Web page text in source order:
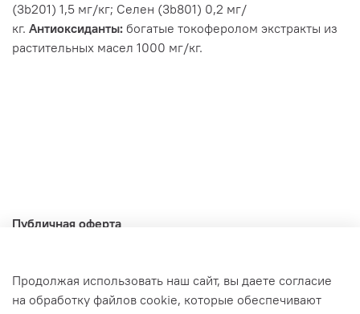
(3b201) 1,5 мг/кг; Селен (3b801) 0,2 мг/
кг. Антиоксиданты: богатые токоферолом экстракты из
растительных масел 1000 мг/кг.
Публичная оферта
Доставка и оплата
Гарантия и возврат
Продолжая использовать наш сайт, вы даете согласие
на обработку файлов cookie, которые обеспечивают